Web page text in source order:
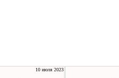
10 июля 2023